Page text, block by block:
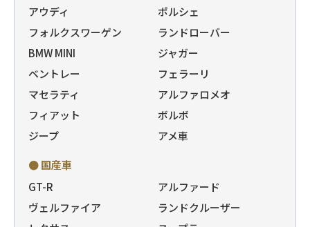
アウディ
ポルシェ
フォルクスワーゲン
ランドローバー
BMW MINI
ジャガー
ベントレー
フェラーリ
マセラティ
アルファロメオ
フィアット
ボルボ
ジープ
アメ車
● 国産車
GT-R
アルファード
ヴェルファイア
ランドクルーザー